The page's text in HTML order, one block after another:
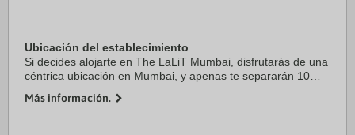
Ubicación del establecimiento
Si decides alojarte en The LaLiT Mumbai, disfrutarás de una
céntrica ubicación en Mumbai, y apenas te separarán 10
Además, este hotel para familias se ...
Más información.